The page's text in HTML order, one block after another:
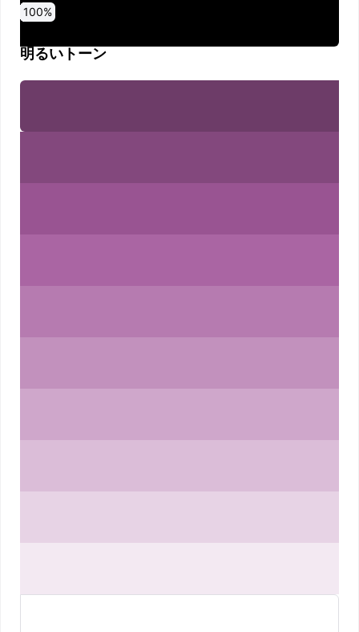
明るいトーン
0%
10%
20%
30%
40%
50%
60%
70%
80%
90%
100%